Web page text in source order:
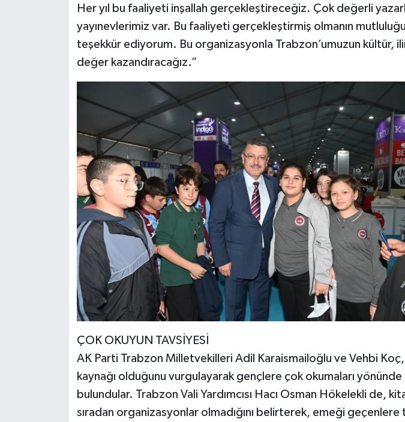
Her yıl bu faaliyeti inşallah gerçekleştireceğiz. Çok değerli
yayınevlerimiz var. Bu faaliyeti gerçekleştirmiş olmanın
teşekkür ediyorum. Bu organizasyonla Trabzon’umuzun kültür,
değer kazandıracağız.”
ÇOK OKUYUN TAVSİYESİ
AK Parti Trabzon Milletvekilleri Adil Karaismailoğlu ve Vehbi
kaynağı olduğunu vurgulayarak gençlere çok okumaları
bulundular. Trabzon Vali Yardımcısı Hacı Osman Hökelekli de,
sıradan organizasyonlar olmadığını belirterek, emeği